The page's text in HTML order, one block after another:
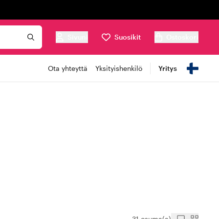
Suosikit
Ota yhteyttä Yksityishenkilö Yritys